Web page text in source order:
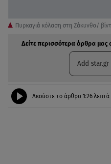
Πυρκαγιά κόλαση στη Ζάκυνθο/
Δείτε περισσότερα άρθρα
Add
Ακούστε το άρθρο 1:26 λεπτά